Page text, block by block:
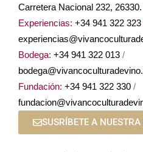
Carretera Nacional 232,
Experiencias: +34 941 322 323
Bodega: +34 941 322 013 /
Fundación: +34 941 322 330 /
SUSRÍBETE A NUESTRA